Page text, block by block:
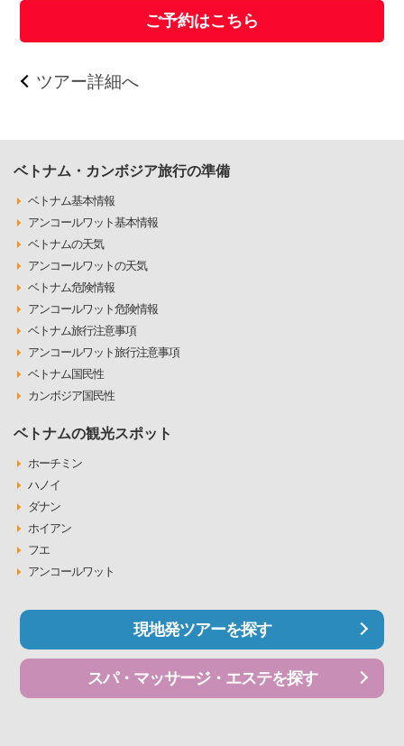
ご予約はこちら
ツアー詳細へ
ベトナム・カンボジア旅行の準備
ベトナム基本情報
アンコールワット基本情報
ベトナムの天気
アンコールワットの天気
ベトナム危険情報
アンコールワット危険情報
ベトナム旅行注意事項
アンコールワット旅行注意事項
ベトナム国民性
カンボジア国民性
ベトナムの観光スポット
ホーチミン
ハノイ
ダナン
ホイアン
フエ
アンコールワット
現地発ツアーを探す
スパ・マッサージ・エステを探す